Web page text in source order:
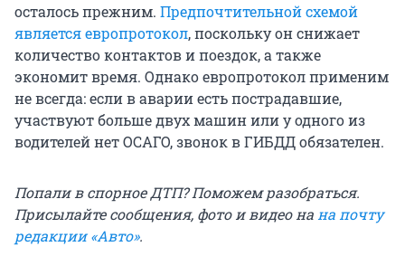
осталось прежним. Предпочтительной схемой
является европротокол, поскольку он снижает
количество контактов и поездок, а также
экономит время. Однако европротокол применим
не всегда: если в аварии есть пострадавшие,
участвуют больше двух машин или у одного из
водителей нет ОСАГО, звонок в ГИБДД обязателен.
Попали в спорное ДТП? Поможем разобраться.
Присылайте сообщения, фото и видео на на почту
редакции «Авто».